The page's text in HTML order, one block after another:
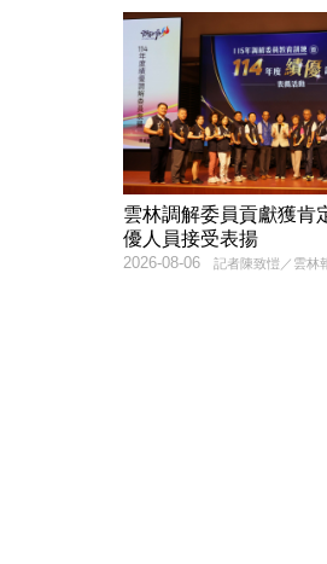
雲林調解委員貢獻獲
優人員接受表揚
記者陳致愷／雲林
2026-08-06